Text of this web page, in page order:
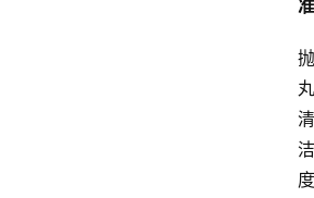
准
抛
丸
清
洁
度